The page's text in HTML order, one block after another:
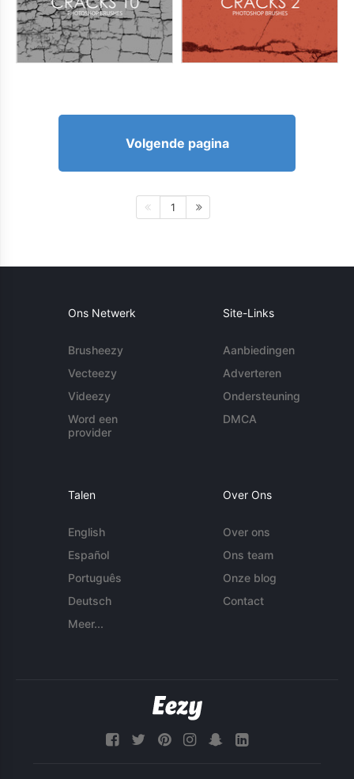
Volgende pagina
1
Ons Netwerk
Brusheezy
Vecteezy
Videezy
Word een
provider
Site-Links
Aanbiedingen
Adverteren
Ondersteuning
DMCA
Talen
English
Español
Português
Deutsch
Meer...
Over Ons
Over ons
Ons team
Onze blog
Contact